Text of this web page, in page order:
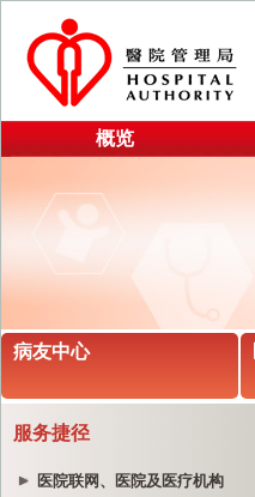
概览
病友中心
服务捷径
医院联网、医院及医疗机构